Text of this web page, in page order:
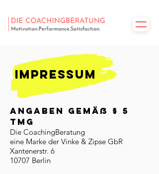
Impressum
Angaben gemäß § 5
TMG
Die CoachingBeratung
eine Marke der Vinke & Zipse GbR
Xantenerstr. 6
10707 Berlin